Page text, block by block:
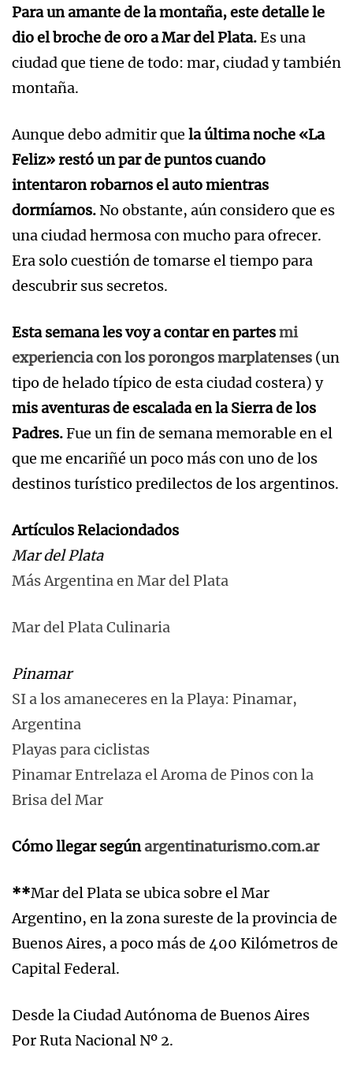
Para un amante de la montaña, este detalle le
dio el broche de oro a Mar del Plata.Es una
ciudad que tiene de todo: mar, ciudad y también
montaña.
Aunque debo admitir que la última noche «La
Feliz» restó un par de puntos cuando
intentaron robarnos el auto mientras
dormíamos.No obstante, aún considero que es
una ciudad hermosa con mucho para ofrecer.
Era solo cuestión de tomarse el tiempo para
descubrir sus secretos.
Esta semana les voy a contar en partesmi
experiencia con los porongos marplatenses (un
tipo de helado típico de esta ciudad costera) y
mis aventuras de escalada en la Sierra de los
Padres.Fue un fin de semana memorable en el
que me encariñé un poco más con uno de los
destinos turístico predilectos de los argentinos.
Artículos Relaciondados
Mar del Plata
Más Argentina en Mar del Plata
Mar del Plata Culinaria
Pinamar
SI a los amaneceres en la Playa: Pinamar,
Argentina
Playas para ciclistas
Pinamar Entrelaza el Aroma de Pinos con la
Brisa del Mar
Cómo llegar segúnargentinaturismo.com.ar
**Mar del Plata se ubica sobre el Mar
Argentino, en la zona sureste de la provincia de
Buenos Aires, a poco más de 400 Kilómetros de
Capital Federal.
Desde la Ciudad Autónoma de Buenos Aires
Por Ruta Nacional Nº 2.